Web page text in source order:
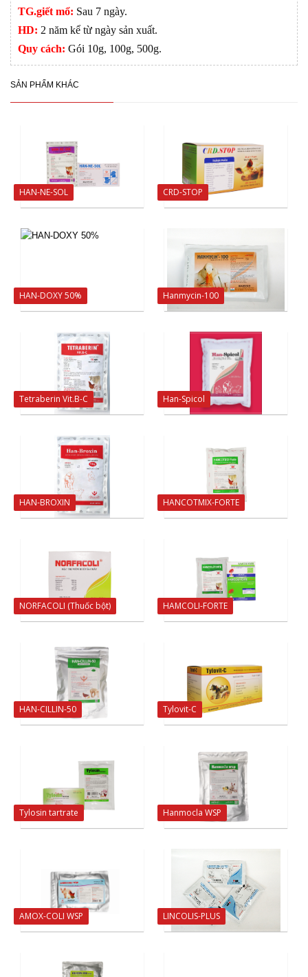
TG.giết mổ: Sau 7 ngày.
HD: 2 năm kể từ ngày sản xuất.
Quy cách: Gói 10g, 100g, 500g.
SẢN PHẨM KHÁC
HAN-NE-SOL CRD-STOP
HAN-DOXY 50% Hanmycin-100
Tetraberin Vit.B-C Han-Spicol
HAN-BROXIN HANCOTMIX-FORTE
NORFACOLI (Thuốc bột) HAMCOLI-FORTE
HAN-CILLIN-50 Tylovit-C
Tylosin tartrate Hanmocla WSP
AMOX-COLI WSP LINCOLIS-PLUS